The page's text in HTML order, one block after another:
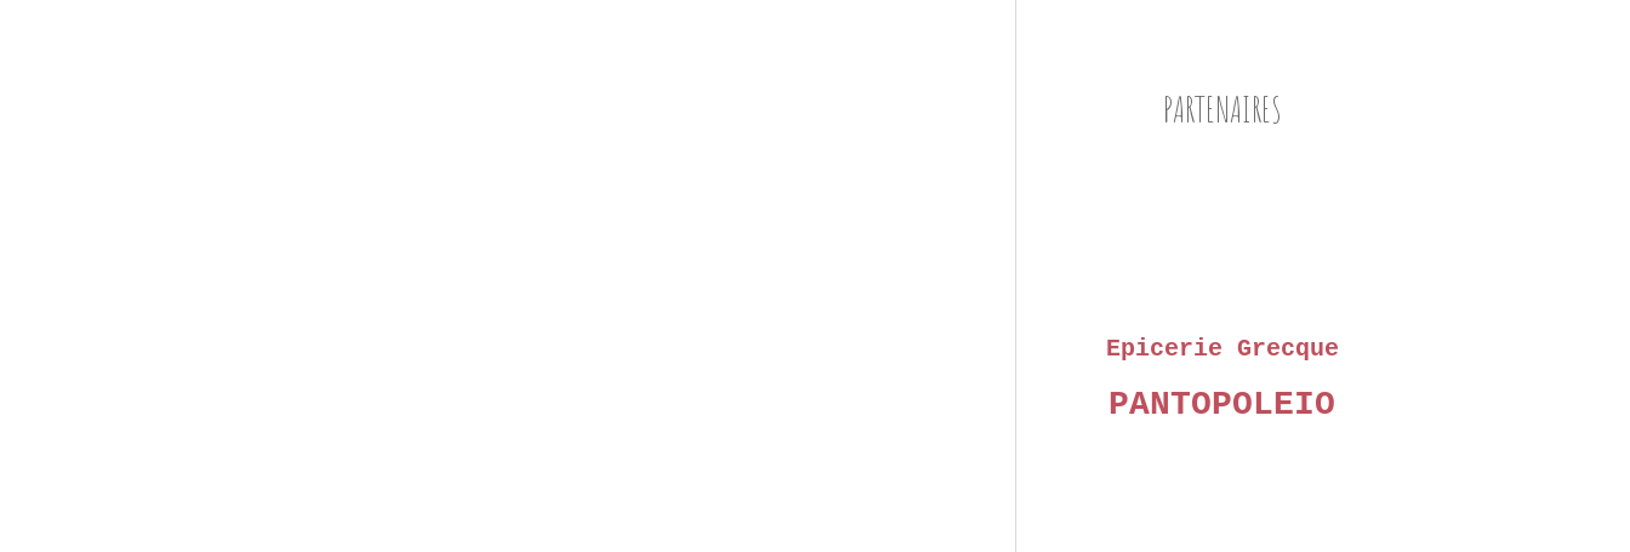
PARTENAIRES
Epicerie Grecque
PANTOPOLEIO